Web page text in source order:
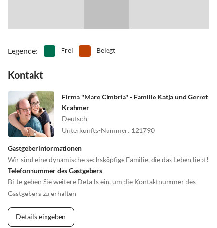
Legende: Frei Belegt
Kontakt
Firma "Mare Cimbria" - Familie Katja und Gerret
Krahmer
Deutsch
Unterkunfts-Nummer: 121790
Gastgeberinformationen
Wir sind eine dynamische sechsköpfige Familie, die das Leben liebt!
Telefonnummer des Gastgebers
Bitte geben Sie weitere Details ein, um die Kontaktnummer des
Gastgebers zu erhalten
Details eingeben